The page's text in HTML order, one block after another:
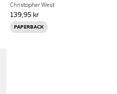
Christopher West
139,95 kr
PAPERBACK